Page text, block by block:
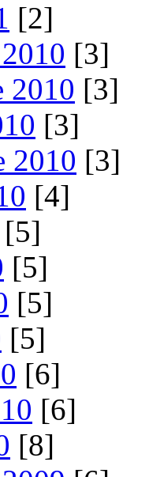
[2]
[3]
2010 [3]
[3]
2010 [3]
[4]
[5]
[5]
[5]
[5]
[6]
[6]
[8]